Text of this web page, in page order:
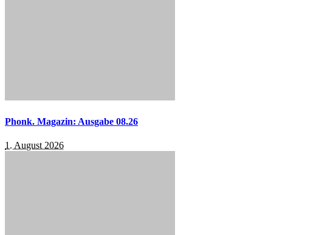
Phonk. Magazin: Ausgabe 08.26
1. August 2026